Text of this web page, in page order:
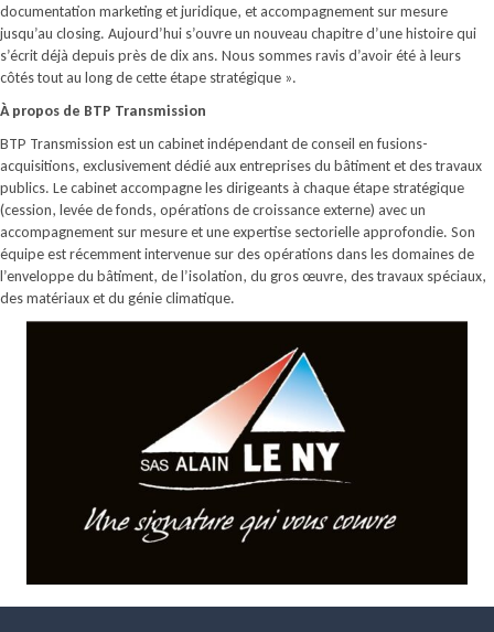
documentation marketing et juridique, et accompagnement sur mesure
jusqu’au closing. Aujourd’hui s’ouvre un nouveau chapitre d’une histoire qui
s’écrit déjà depuis près de dix ans. Nous sommes ravis d’avoir été à leurs
côtés tout au long de cette étape stratégique ».
À propos de BTP Transmission
BTP Transmission est un cabinet indépendant de conseil en fusions-
acquisitions, exclusivement dédié aux entreprises du bâtiment et des travaux
publics. Le cabinet accompagne les dirigeants à chaque étape stratégique
(cession, levée de fonds, opérations de croissance externe) avec un
accompagnement sur mesure et une expertise sectorielle approfondie. Son
équipe est récemment intervenue sur des opérations dans les domaines de
l’enveloppe du bâtiment, de l’isolation, du gros œuvre, des travaux spéciaux,
des matériaux et du génie climatique.